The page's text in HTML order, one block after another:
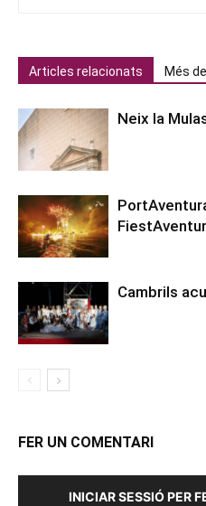
Articles relacionats Més
Neix la
Cambrils
FER UN COMENTARI
INICIAR SESSIÓ PER